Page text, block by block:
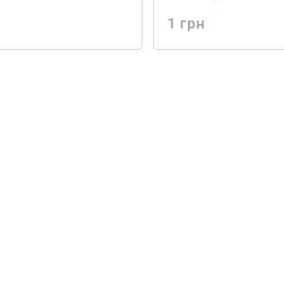
1 грн